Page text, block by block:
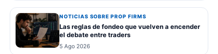
NOTICIAS SOBRE PROP FIRMS
Las reglas de fondeo que vuelven a encender
el debate entre traders
5 Ago 2026